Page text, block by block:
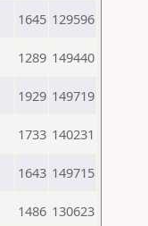
1645 129596
1289 149440
1929 149719
1733 140231
1643 149715
1486 130623